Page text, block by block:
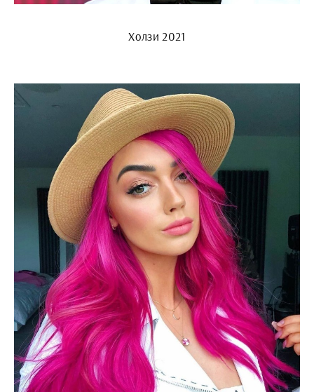
Холзи 2021